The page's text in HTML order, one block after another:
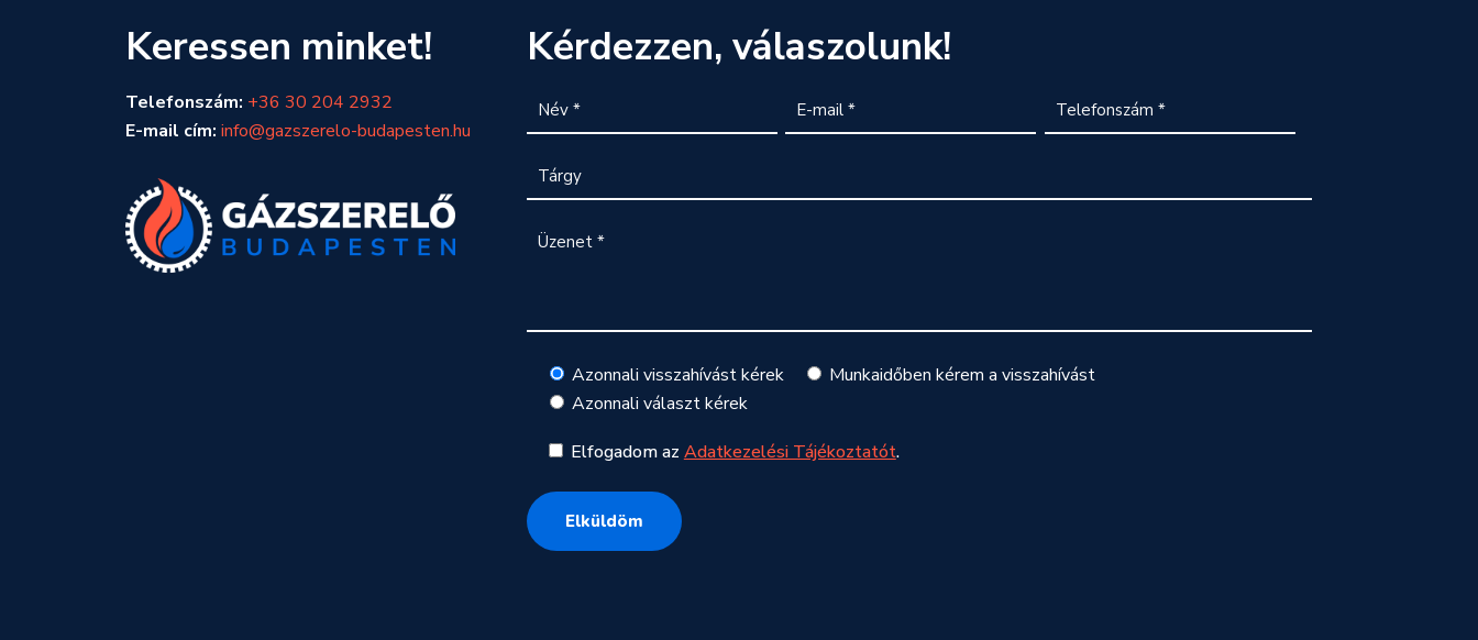
Keressen minket!
Telefonszám: +36 30 204 2932
E-mail cím: info@gazszerelo-budapesten.hu
Kérdezzen, válaszolunk!
Azonnali visszahívást kérek
Munkaidőben kérem a visszahívást
Azonnali választ kérek
Elfogadom az Adatkezelési Tájékoztatót.